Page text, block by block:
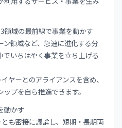
領域の最前線で事業を動かす
領域など、急速に進化する分
いちはやく事業を立ち上げる
ヤーとのアライアンスを含め、
プを自ら推進できます。
動かす
も密接に議論し、短期・長期両